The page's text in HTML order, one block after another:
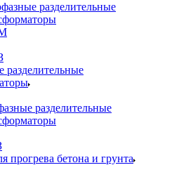
разделительные
разделительные
разделительные
прогрева бетона и грунта